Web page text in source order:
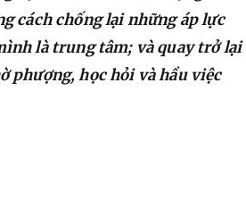
cách chống lại những áp lực
là trung tâm; và quay trở lại
phượng, học hỏi và hầu việc